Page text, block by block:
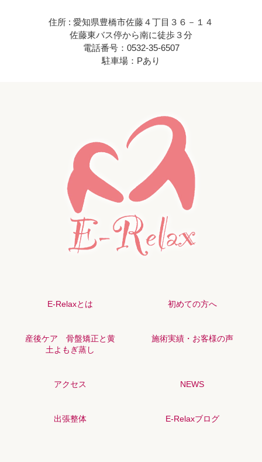
住所 : 愛知県豊橋市佐藤４丁目３６－１４
佐藤東バス停から南に徒歩３分
電話番号：0532-35-6507
駐車場：Pあり
E-Relaxとは 初めての方へ
産後ケア 骨盤矯正と黄
土よもぎ蒸し
施術実績・お客様の声
アクセス NEWS
出張整体 E-Relaxブログ